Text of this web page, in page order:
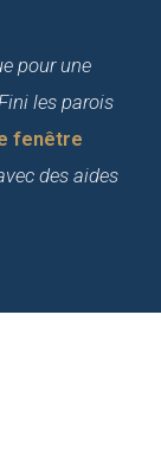
pour une
Fini les parois
fenêtre
des aides